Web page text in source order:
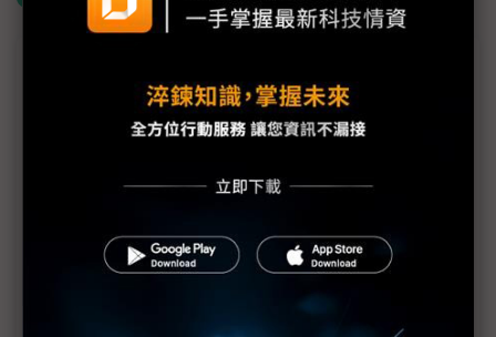
中系半導體供應鏈「螞蟻搬家」 逐漸擴大東南亞影
新加坡半導體轉型縮影 MPics與Jade Micron的跨境
中廠深耕東南亞封測聚落 長川鎖定高功率需求、耐